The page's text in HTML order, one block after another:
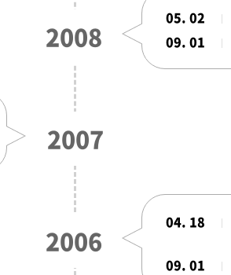
2008
05. 02
09. 01
2007
2006
04. 18
09. 01